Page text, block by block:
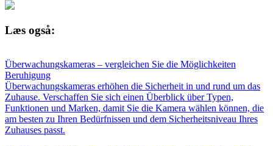
Læs også:
Überwachungskameras – vergleichen Sie die Möglichkeiten
Beruhigung
Überwachungskameras erhöhen die Sicherheit in und rund um das
Zuhause. Verschaffen Sie sich einen Überblick über Typen,
Funktionen und Marken, damit Sie die Kamera wählen können, die
am besten zu Ihren Bedürfnissen und dem Sicherheitsniveau Ihres
Zuhauses passt.